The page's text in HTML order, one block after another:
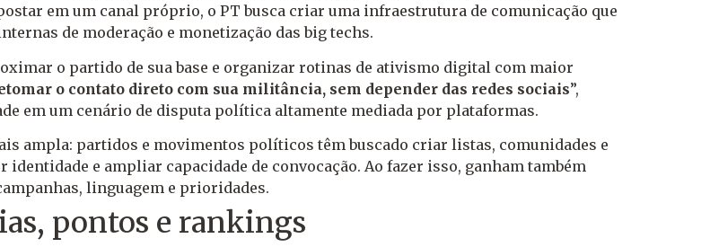
em um canal próprio, o PT busca criar uma infraestrutura de comunicação que
de moderação e monetização das big techs.
o partido de sua base e organizar rotinas de ativismo digital com maior
o contato direto com sua militância, sem depender das redes sociais”,
em um cenário de disputa política altamente mediada por plataformas.
ampla: partidos e movimentos políticos têm buscado criar listas, comunidades e
e ampliar capacidade de convocação. Ao fazer isso, ganham também
linguagem e prioridades.
pontos e rankings